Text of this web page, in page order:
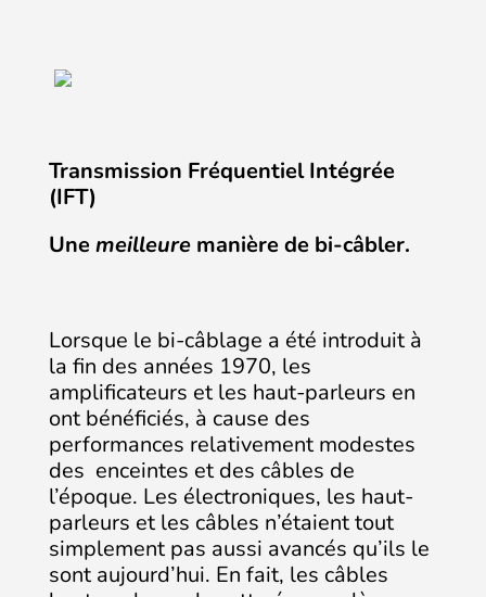
Transmission Fréquentiel Intégrée
(IFT)
Unemeilleure manière de bi-câbler.
Lorsque le bi-câblage a été introduit à
la fin des années 1970, les
amplificateurs et les haut-parleurs en
ont bénéficiés, à cause des
performances relativement modestes
des enceintes et des câbles de
l’époque. Les électroniques, les haut-
parleurs et les câbles n’étaient tout
simplement pas aussi avancés qu’ils le
sont aujourd’hui. En fait, les câbles